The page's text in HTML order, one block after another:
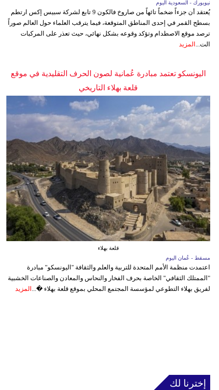
نيويورك - السعودية اليوم
يُعتقد أن جزءاً ضخماً تائهاً من صاروخ فالكون 9 تابع لشركة سبيس إكس ارتطم
بسطح القمر في إحدى المناطق المتوقعة، فيما يترقب العلماء حول العالم صوراً
ترصد موقع الاصطدام وتؤكد وقوعه بشكل نهائي، حيث تعذر على المركبات
الت... المزيد
اليونسكو تعتمد مبادرة عُمانية لصون الحرف التقليدية في موقع
قلعة بهلاء التاريخي
قلعة بهلاء
مسقط - عُمان اليوم
اعتمدت منظمة الأمم المتحدة للتربية والعلم والثقافة "اليونسكو" مبادرة
"الممتلك الثقافي" الخاصة بحرف الفخار والنحاس والمعادن والصناعات الخشبية
لفريق بهلاء التطوعي لمؤسسة المجتمع المحلي بموقع قلعة بهلاء �... المزيد
إخترنا لك